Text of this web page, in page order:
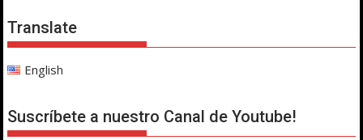
Translate
English
Suscríbete a nuestro Canal de Youtube!